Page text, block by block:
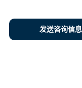
发送咨询信息